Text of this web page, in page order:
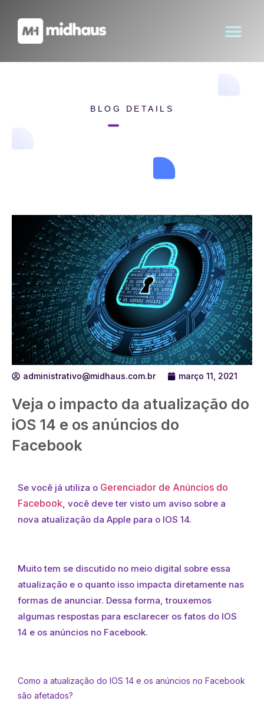
BLOG DETAILS
administrativo@midhaus.com.br março 11, 2021
Veja o impacto da atualização do
iOS 14 e os anúncios do
Facebook
Se você já utiliza o Gerenciador de Anúncios do
Facebook, você deve ter visto um aviso sobre a
nova atualização da Apple para o IOS 14.
Muito tem se discutido no meio digital sobre essa
atualização e o quanto isso impacta diretamente nas
formas de anunciar. Dessa forma, trouxemos
algumas respostas para esclarecer os fatos do IOS
14 e os anúncios no Facebook.
Como a atualização do IOS 14 e os anúncios no Facebook
são afetados?